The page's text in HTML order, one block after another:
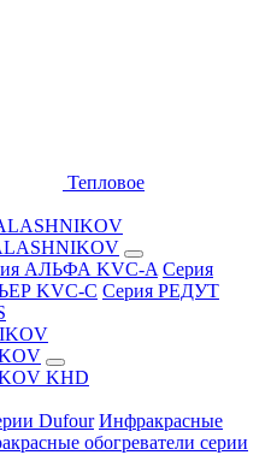
Тепловое
АЛЬФА KVC-A Серия
KVC-C Серия РЕДУТ
KHD
Dufour Инфракрасные
обогреватели серии